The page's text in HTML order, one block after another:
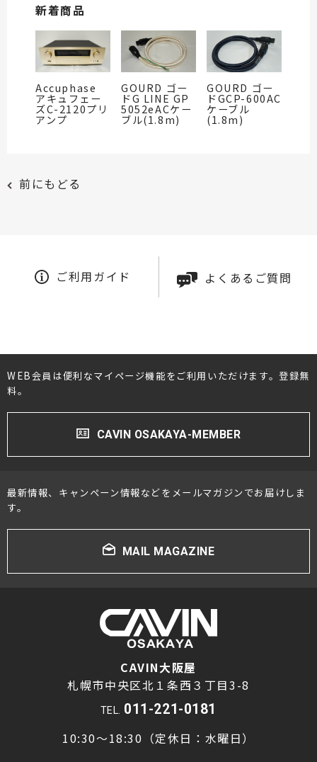
新着商品
Accuphase
アキュフェー
ズC-2120プリ
アンプ
GOURD ゴー
ドG LINE GP
5052eACケー
ブル(1.8m)
GOURD ゴー
ドGCP-600AC
ケーブル
(1.8m)
前にもどる
ご利用ガイド よくあるご質問
WEB会員は便利なマイページ機能をご利用いただけます。登録無
料。
CAVIN OSAKAYA-MEMBER
最新情報、キャンペーン情報などをメールマガジンでお届けしま
す。
MAIL MAGAZINE
CAVIN大阪屋
札幌市中央区北１条西３丁目3-8
TEL. 011-221-0181
10:30～18:30（定休日：水曜日）